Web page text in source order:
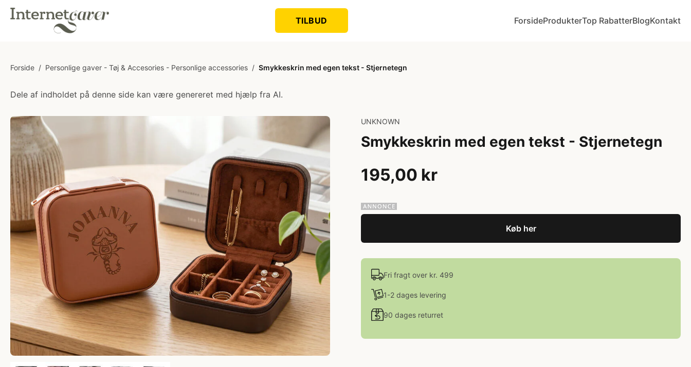
TILBUD ForsideProdukterTop RabatterBlogKontakt
Forside / Personlige gaver - Tøj & Accesories - Personlige accessories / Smykkeskrin med egen tekst - Stjernetegn
Dele af indholdet på denne side kan være genereret med hjælp fra AI.
UNKNOWN
Smykkeskrin med egen tekst - Stjernetegn
195,00 kr
Køb her
Fri fragt over kr. 499
1-2 dages levering
90 dages returret